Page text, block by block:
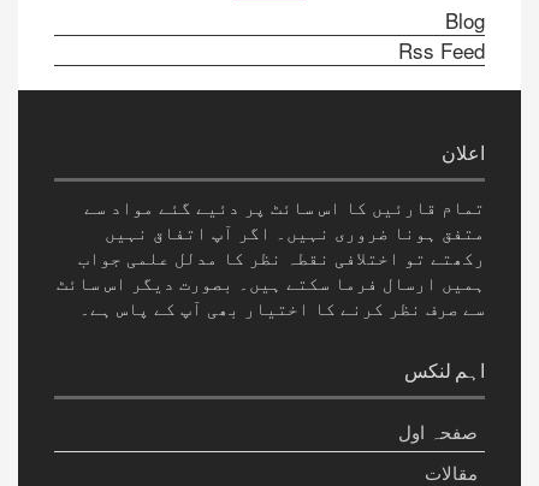
Blog
Rss Feed
اعلان
تمام قارئیں کا اس سائٹ پر دئیے گئے مواد سے
متفق ہونا ضروری نہیں۔ اگر آپ اتفاق نہیں
رکھتے تو اختلافی نقطہ نظر کا مدلل علمی جواب
ہمیں ارسال فرما سکتے ہیں۔ بصورت دیگر اس سائٹ
سے صرف نظر کرنے کا اختیار بھی آپ کے پاس ہے۔
اہم لنکس
صفحہ اول
مقالات